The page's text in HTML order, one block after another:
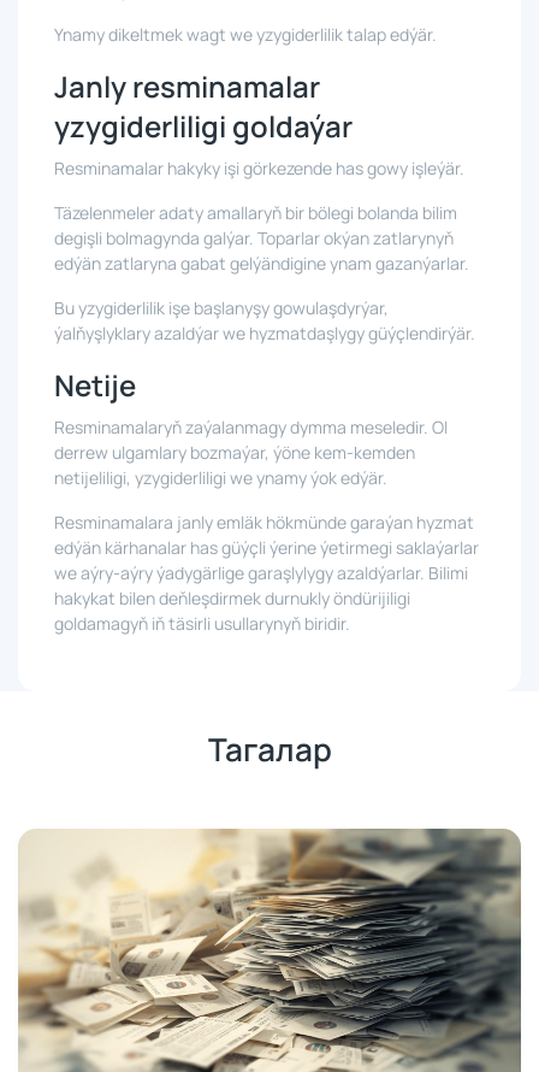
Ynamy dikeltmek wagt we yzygiderlilik talap edýär.
Janly resminamalar
yzygiderliligi goldaýar
Resminamalar hakyky işi görkezende has gowy işleýär.
Täzelenmeler adaty amallaryň bir bölegi bolanda bilim
degişli bolmagynda galýar. Toparlar okýan zatlarynyň
edýän zatlaryna gabat gelýändigine ynam gazanýarlar.
Bu yzygiderlilik işe başlanyşy gowulaşdyrýar,
ýalňyşlyklary azaldýar we hyzmatdaşlygy güýçlendirýär.
Netije
Resminamalaryň zaýalanmagy dymma meseledir. Ol
derrew ulgamlary bozmaýar, ýöne kem-kemden
netijeliligi, yzygiderliligi we ynamy ýok edýär.
Resminamalara janly emläk hökmünde garaýan hyzmat
edýän kärhanalar has güýçli ýerine ýetirmegi saklaýarlar
we aýry-aýry ýadygärlige garaşlylygy azaldýarlar. Bilimi
hakykat bilen deňleşdirmek durnukly öndürijiligi
goldamagyň iň täsirli usullarynyň biridir.
Тагалар